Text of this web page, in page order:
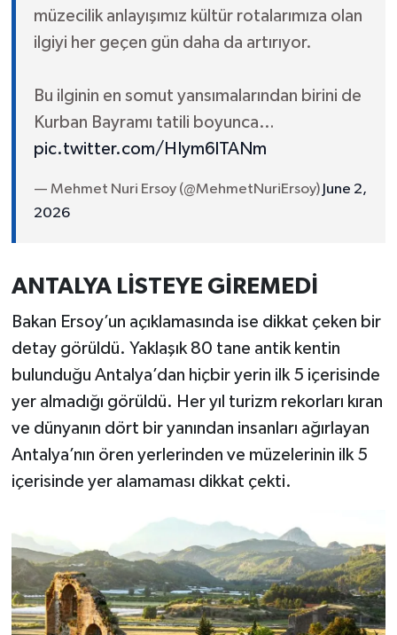
müzecilik anlayışımız kültür rotalarımıza olan
ilgiyi her geçen gün daha da artırıyor.
Bu ilginin en somut yansımalarından birini de
Kurban Bayramı tatili boyunca…
pic.twitter.com/HIym6lTANm
— Mehmet Nuri Ersoy (@MehmetNuriErsoy) June 2,
2026
ANTALYA LİSTEYE GİREMEDİ
Bakan Ersoy’un açıklamasında ise dikkat çeken bir
detay görüldü. Yaklaşık 80 tane antik kentin
bulunduğu Antalya’dan hiçbir yerin ilk 5 içerisinde
yer almadığı görüldü. Her yıl turizm rekorları kıran
ve dünyanın dört bir yanından insanları ağırlayan
Antalya’nın ören yerlerinden ve müzelerinin ilk 5
içerisinde yer alamaması dikkat çekti.